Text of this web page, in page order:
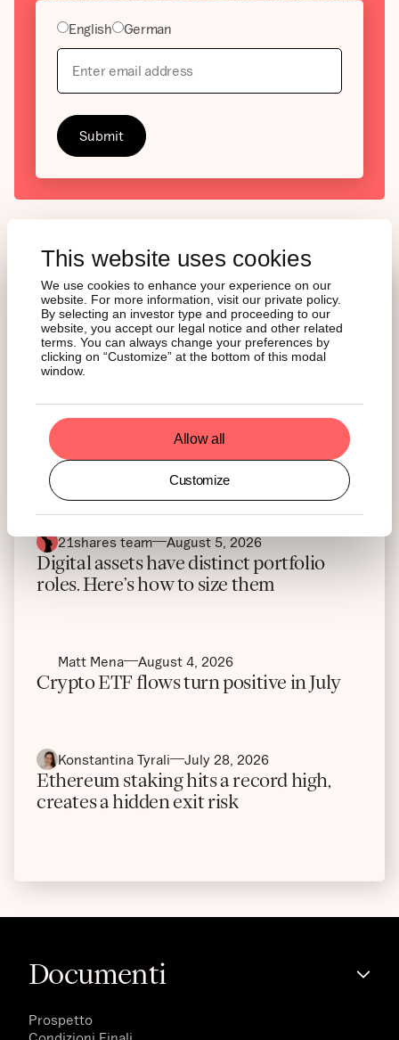
This website uses cookies
We use cookies to enhance your experience on our
website. For more information, visit our private policy.
By selecting an investor type and proceeding to our
website, you accept our legal notice and other related
terms. You can always change your preferences by
clicking on “Customize” at the bottom of this modal
window.
Allow all
Customize
English German
GLI ULTIMI
INSIGHT
settimanale e approfondisci le tue conoscenze con
le analisi mensili.
Vedi tutte le ricerche
21shares team August 5, 2026
Digital assets have distinct portfolio
roles. Here’s how to size them
Matt Mena August 4, 2026
Crypto ETF flows turn positive in July
Konstantina Tyrali July 28, 2026
Ethereum staking hits a record high,
creates a hidden exit risk
Documenti
Prospetto